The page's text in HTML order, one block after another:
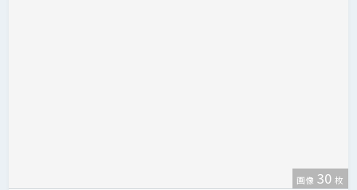
画像 30 枚